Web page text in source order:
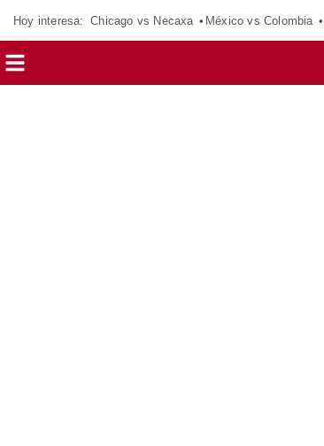
Hoy interesa: Chicago vs Necaxa México vs Colombia